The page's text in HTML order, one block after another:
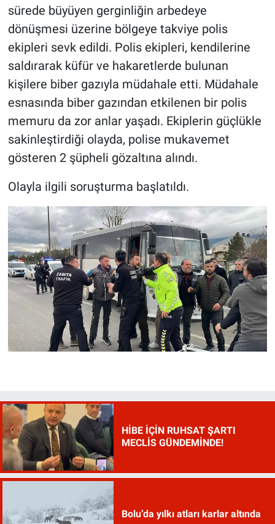
sürede büyüyen gerginliğin arbedeye
dönüşmesi üzerine bölgeye takviye polis
ekipleri sevk edildi. Polis ekipleri, kendilerine
saldırarak küfür ve hakaretlerde bulunan
kişilere biber gazıyla müdahale etti. Müdahale
esnasında biber gazından etkilenen bir polis
memuru da zor anlar yaşadı. Ekiplerin güçlükle
sakinleştirdiği olayda, polise mukavemet
gösteren 2 şüpheli gözaltına alındı.
Olayla ilgili soruşturma başlatıldı.
HİBE İÇİN RUHSAT ŞARTI
MECLİS GÜNDEMİNDE!
Bolu’da yılkı atları karlar altında